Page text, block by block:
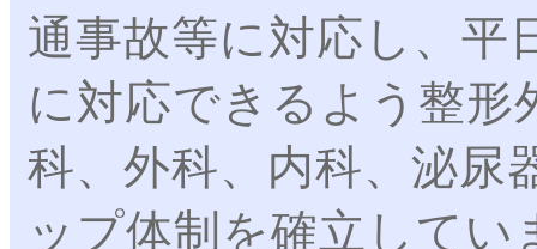
通事故等に対応し、平
に対応できるよう整形
科、外科、内科、泌尿
ップ体制を確立して